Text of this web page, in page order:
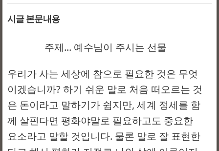
시글 본문내용
주제... 예수님이 주시는 선물
우리가 사는 세상에 참으로 필요한 것은 무엇
이겠습니까? 하기 쉬운 말로 처음 떠오르는 것
은 돈이라고 말하기가 쉽지만, 세계 정세를 함
께 살핀다면 평화야말로 필요하고도 중요한
요소라고 말할 것입니다. 물론 말로 잘 표현한